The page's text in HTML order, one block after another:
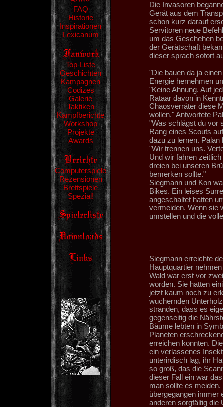
FAQ
Historie
Inspirationen
Lexicanum
Top-Liste
Geschichten
Kampagnen
Codizes
Galerie
Taktiken
Kampfberichte
Workshop
Projekte
Awards
Computerspiele
Rezensionen
Brettspiele
Spezial!
Die Invasoren
Gerät aus dem
schon kurz darauf
Servitoren neue
um das Geschehen
der Gerätschaft
dieser sprach sofort
"Die bauen da ja
Energie hernehmen
"Keine Ahnung. Auf
Rataar davon in
Chaosverräter diese
wollen." Antwortete
"Was schlägst du vor
Rang eines Scouts
dazu zu lernen. Palan
"Wir trennen uns.
Und wir fahren
dreien bei unseren
bemerken sollte."
Siegmann und Kon
Bikes. Ein leises
angeschaltet hatten
vermeiden. Wenn sie
umstellen und die
Siegmann erreichte
Hauptquartier
Wald war erst vor
worden. Sie hatten
jetzt kaum noch zu
wuchernden
stranden, dass es
gegenseitig die
Bäume lebten in
Planeten
erreichen konnten.
ein verlassenes
unterirdisch lag, ihr
so groß, das die
dieser Fall ein war
man sollte es
übergegangen immer
anderen sorgfältig die